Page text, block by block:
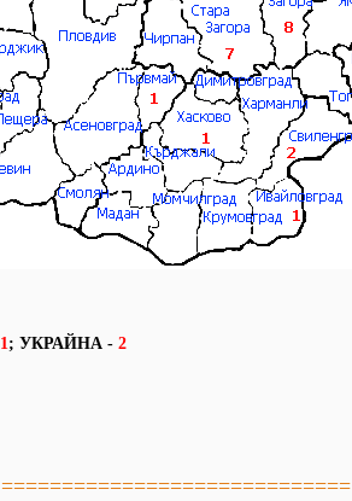
1; УКРАЙНА - 2
=============================